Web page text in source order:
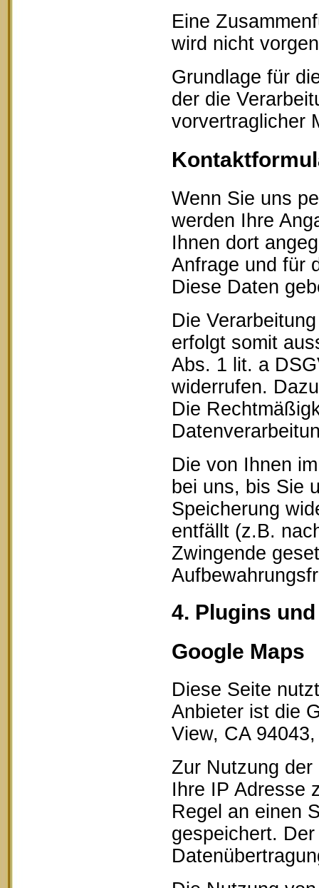
Eine
wird nicht
Grundlage für
der die
vorvertraglicher
Wenn Sie uns
werden Ihre
Ihnen dort
Anfrage und für
Diese Daten
Die
erfolgt somit
Abs. 1 lit. a
widerrufen.
Die
Die von Ihnen
bei uns, bis Sie
Speicherung
entfällt (z.B.
Zwingende
4. Plugins
Google Maps
Diese Seite
Anbieter ist die
View, CA
Zur Nutzung
Ihre IP Adresse
Regel an einen
gespeichert.